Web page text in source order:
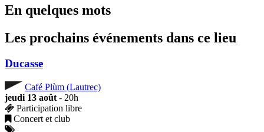
En quelques mots
Les prochains événements dans ce lieu
Ducasse
Café Plùm (Lautrec)
jeudi 13 août - 20h
Participation libre
Concert et club